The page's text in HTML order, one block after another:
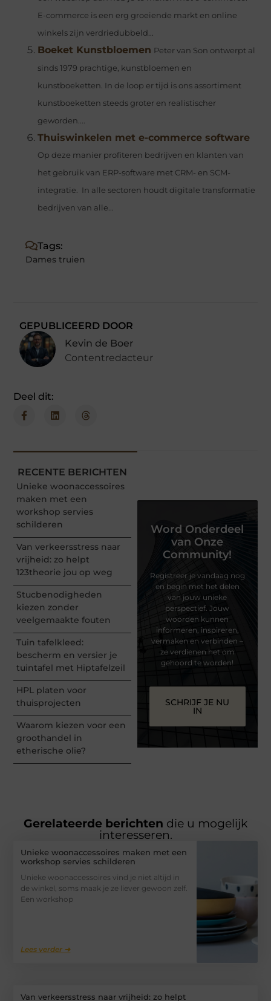
E-commerce is een erg groeiende markt en online
winkels zijn verdriedubbeld...
Boeket Kunstbloemen Peter van Son ontwerpt al
sinds 1979 prachtige, kunstbloemen en
kunstboeketten. In de loop er tijd is ons assortiment
kunstboeketten steeds groter en realistischer
geworden....
Thuiswinkelen met e-commerce software
Op deze manier profiteren bedrijven en klanten van
het gebruik van ERP-software met CRM- en SCM-
integratie. In alle sectoren houdt digitale transformatie
bedrijven van alle...
Tags:
Dames truien
GEPUBLICEERD DOOR
Kevin de Boer
Contentredacteur
Deel dit:
RECENTE BERICHTEN
Unieke woonaccessoires
maken met een
workshop servies
schilderen
Van verkeersstress naar
vrijheid: zo helpt
123theorie jou op weg
Stucbenodigheden
kiezen zonder
veelgemaakte fouten
Tuin tafelkleed:
bescherm en versier je
tuintafel met Hiptafelzeil
HPL platen voor
thuisprojecten
Waarom kiezen voor een
groothandel in
etherische olie?
Word Onderdeel
van Onze
Community!
Registreer je vandaag nog
en begin met het delen
van jouw unieke
perspectief. Jouw
woorden kunnen
informeren, inspireren,
vermaken en verbinden –
ze verdienen het om
gehoord te worden!
SCHRIJF JE NU
IN
Gerelateerde berichten die u mogelijk
interesseren.
Unieke woonaccessoires maken met een
workshop servies schilderen
Unieke woonaccessoires vind je niet altijd in
de winkel, soms maak je ze liever gewoon zelf.
Een workshop
Lees verder ➜
Van verkeersstress naar vrijheid: zo helpt